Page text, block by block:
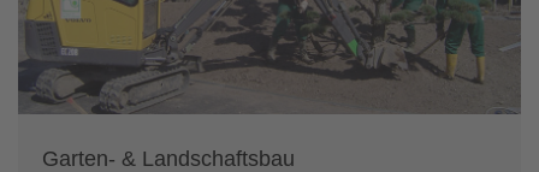
Garten- & Landschaftsbau